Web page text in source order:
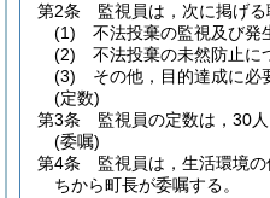
第2条
監視員は，次に掲げる
(1)
不法投棄の監視及び発
(2)
不法投棄の未然防止に
(3)
その他，目的達成に必
(定数)
第3条
監視員の定数は，30人
(委嘱)
第4条
監視員は，生活環境
ちから町長が委嘱する。